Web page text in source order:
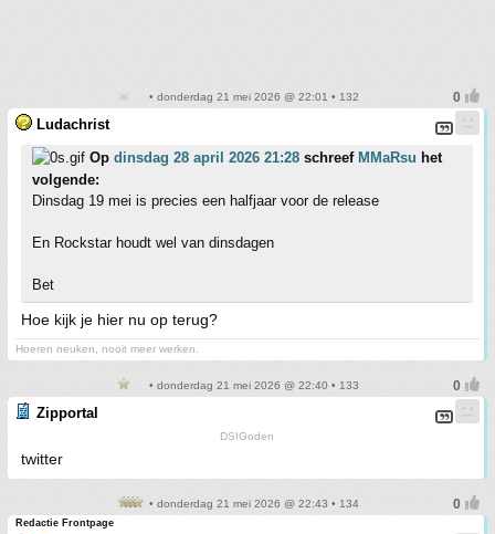
• donderdag 21 mei 2026 @ 22:01 • 132
Ludachrist
Op dinsdag 28 april 2026 21:28 schreef MMaRsu het
volgende:
Dinsdag 19 mei is precies een halfjaar voor de release
En Rockstar houdt wel van dinsdagen
Bet
Hoe kijk je hier nu op terug?
Hoeren neuken, nooit meer werken.
• donderdag 21 mei 2026 @ 22:40 • 133
Zipportal
DSIGoden
twitter
• donderdag 21 mei 2026 @ 22:43 • 134
Redactie Frontpage